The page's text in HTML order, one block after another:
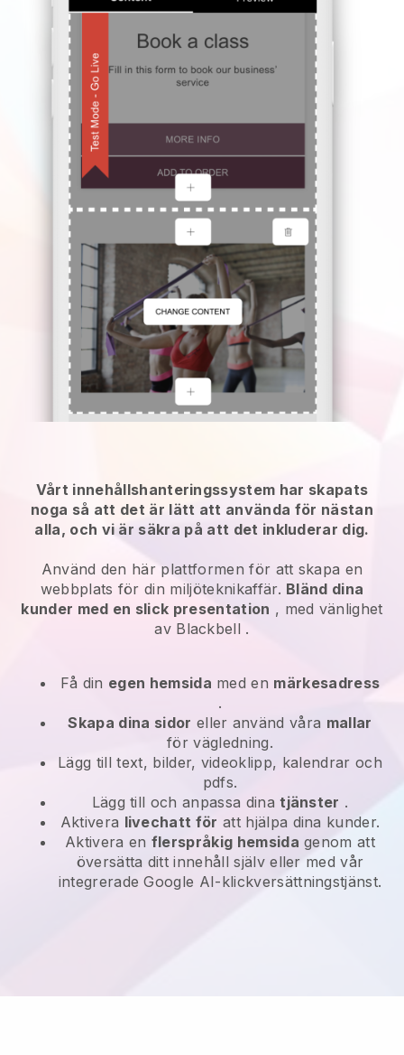
Vårt innehållshanteringssystem har skapats
noga så att det är lätt att använda för nästan
alla, och vi är säkra på att det inkluderar dig.
Använd den här plattformen för att skapa en
webbplats för din miljöteknikaffär. Bländ dina
kunder med en slick presentation , med vänlighet
av Blackbell .
Få din egen hemsida med en märkesadress
.
Skapa dina sidor eller använd våra mallar
för vägledning.
Lägg till text, bilder, videoklipp, kalendrar och
pdfs.
Lägg till och anpassa dinatjänster .
Aktivera livechatt för att hjälpa dina kunder.
Aktivera en flerspråkig hemsida genom att
översätta ditt innehåll själv eller med vår
integrerade Google AI-klickversättningstjänst.